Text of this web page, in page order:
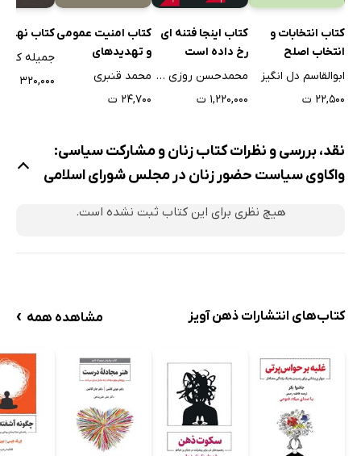
کتاب انتخابات و
انتخاب اصلح
ابوالقاسم دل انگیز
۲۲,۵۰۰ ت
کتاب اینجا فتنه ای
رخ داده است
محمدحسن روزی طلب
۱,۲۲۰,۰۰۰ ت
کتاب امنیت عمومی
و تهدیدهای
تروریستی
محمد قنبری
۲۴,۷۰۰ ت
کتاب
جمیله
۳۲۰,۰۰۰ ت
نقد، بررسی و نظرات کتاب زنان و مشارکت سیاسی:
واکاوی سیاست حضور زنان در مجلس شورای اسلامی
هیچ نظری برای این کتاب ثبت نشده است.
کتاب‌های انتشارات ذهن آویز مشاهده همه ›